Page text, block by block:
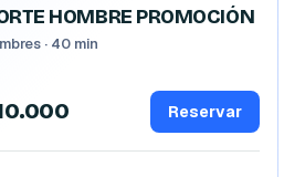
HOMBRE PROMOCIÓN
· 40 min
Reservar